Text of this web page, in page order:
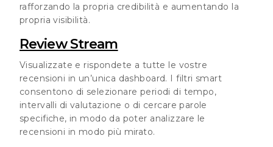
rafforzando la propria credibilità e aumentando la
propria visibilità.
Review Stream
Visualizzate e rispondete a tutte le vostre
recensioni in un’unica dashboard. I filtri smart
consentono di selezionare periodi di tempo,
intervalli di valutazione o di cercare parole
specifiche, in modo da poter analizzare le
recensioni in modo più mirato.